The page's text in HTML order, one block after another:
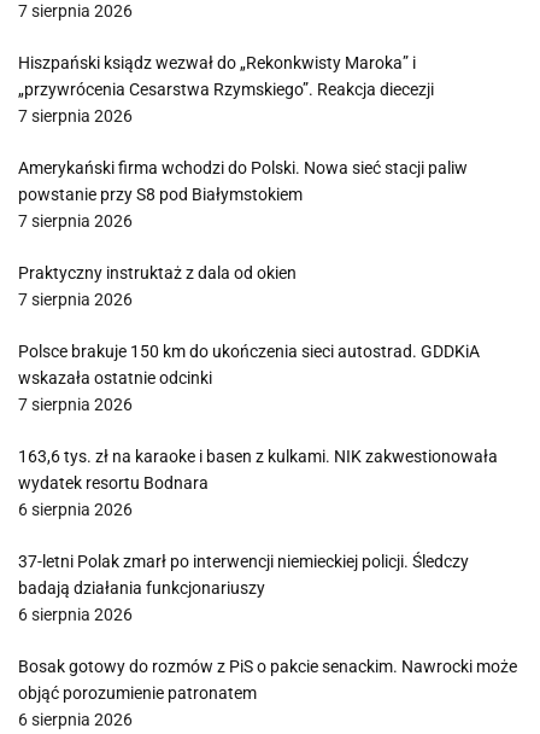
7 sierpnia 2026
Hiszpański ksiądz wezwał do „Rekonkwisty Maroka” i
„przywrócenia Cesarstwa Rzymskiego”. Reakcja diecezji
7 sierpnia 2026
Amerykański firma wchodzi do Polski. Nowa sieć stacji paliw
powstanie przy S8 pod Białymstokiem
7 sierpnia 2026
Praktyczny instruktaż z dala od okien
7 sierpnia 2026
Polsce brakuje 150 km do ukończenia sieci autostrad. GDDKiA
wskazała ostatnie odcinki
7 sierpnia 2026
163,6 tys. zł na karaoke i basen z kulkami. NIK zakwestionowała
wydatek resortu Bodnara
6 sierpnia 2026
37-letni Polak zmarł po interwencji niemieckiej policji. Śledczy
badają działania funkcjonariuszy
6 sierpnia 2026
Bosak gotowy do rozmów z PiS o pakcie senackim. Nawrocki może
objąć porozumienie patronatem
6 sierpnia 2026